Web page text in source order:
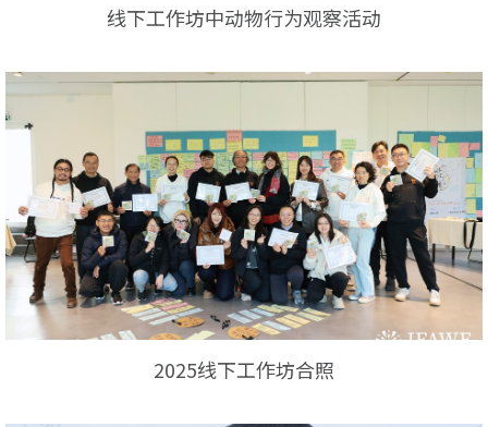
线下工作坊中动物行为观察活动
2025线下工作坊合照